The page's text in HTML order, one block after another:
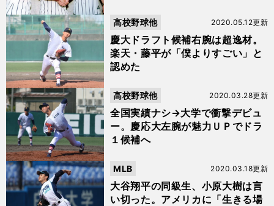
慶大ドラフト候補右腕は超逸材。
楽天・藤平が「僕よりすごい」と
認めた
2020.05.12更新
高校野球他
全国実績ナシ→大学で衝撃デビュ
ー。慶応大左腕が魅力ＵＰでドラ
１候補へ
2020.03.28更新
高校野球他
大谷翔平の同級生、小原大樹は言
い切った。アメリカに「生きる場
2020.03.18更新
MLB